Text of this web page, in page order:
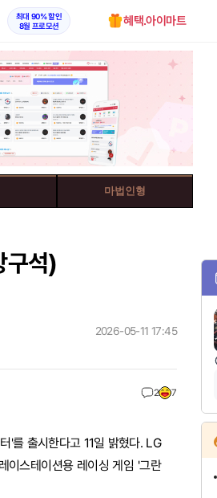
최대 90% 할인
8월 프로모션
혜택.아이마트
마법인형
구석)
2 7
2026-05-11 17:45
'를 출시한다고 11일 밝혔다. LG
이스테이션용 레이싱 게임 '그란